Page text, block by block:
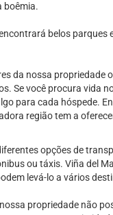
boêmia.
belos
da nossa propriedade
Se você procura vida
para cada hóspede.
região tem a
opções de
ou táxis. Viña del
levá-lo a vários
propriedade não